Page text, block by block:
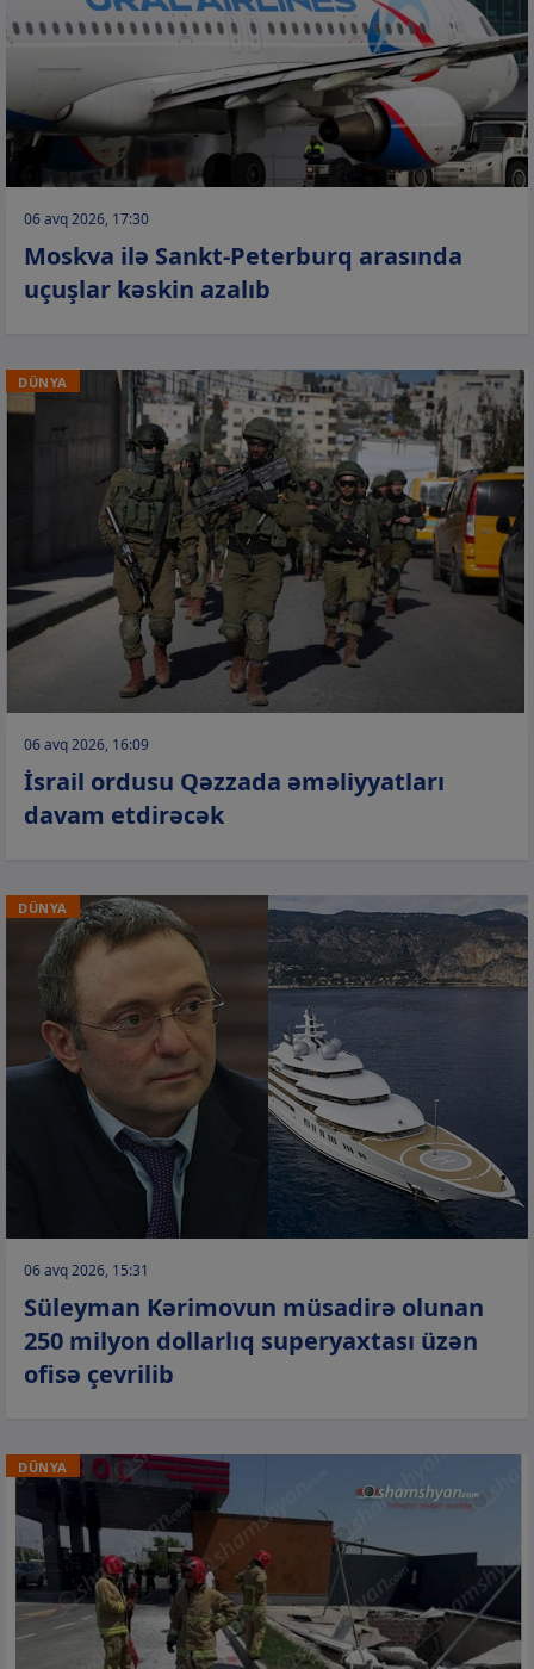
06 avq 2026, 17:30
Moskva ilə Sankt-Peterburq arasında
uçuşlar kəskin azalıb
DÜNYA
06 avq 2026, 16:09
İsrail ordusu Qəzzada əməliyyatları
davam etdirəcək
DÜNYA
06 avq 2026, 15:31
Süleyman Kərimovun müsadirə olunan
250 milyon dollarlıq superyaxtası üzən
ofisə çevrilib
DÜNYA